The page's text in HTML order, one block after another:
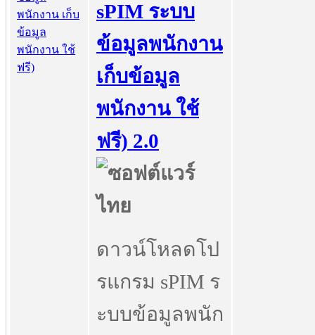
sPIM ระบบ
ข้อมูลพนักงาน
เก็บข้อมูล
พนักงาน ใช้
ฟรี) 2.0
ดาวน์โหลดโป
รแกรม sPIM ร
ะบบข้อมูลพนัก